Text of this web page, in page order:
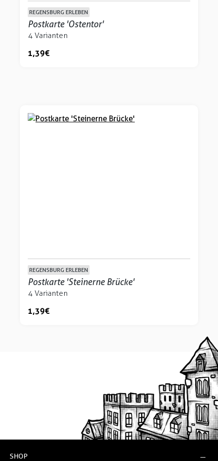
REGENSBURG ERLEBEN
Postkarte 'Ostentor'
4 Varianten
1,39 €
REGENSBURG ERLEBEN
Postkarte 'Steinerne Brücke'
4 Varianten
1,39 €
SHOP